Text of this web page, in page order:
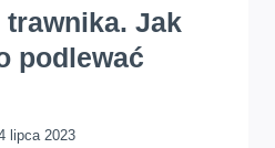
trawnika. Jak
podlewać
lipca 2023